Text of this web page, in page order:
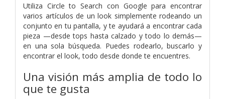
Utiliza Circle to Search con Google para encontrar
varios artículos de un look simplemente rodeando un
conjunto en tu pantalla, y te ayudará a encontrar cada
pieza —desde tops hasta calzado y todo lo demás—
en una sola búsqueda. Puedes rodearlo, buscarlo y
encontrar el look, todo desde donde te encuentres.
Una visión más amplia de todo lo
que te gusta